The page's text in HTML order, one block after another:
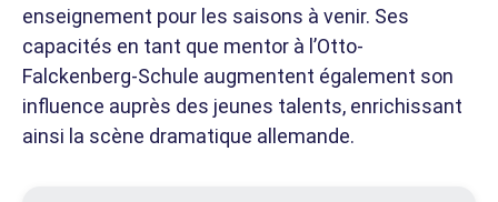
enseignement pour les saisons à venir. Ses
capacités en tant que mentor à l’Otto-
Falckenberg-Schule augmentent également son
influence auprès des jeunes talents, enrichissant
ainsi la scène dramatique allemande.